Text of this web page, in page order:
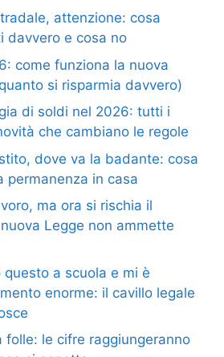
attenzione: cosa
davvero e cosa no
come funziona la nuova
si risparmia davvero)
di soldi nel 2026: tutti i
che cambiano le regole
dove va la badante: cosa
permanenza in casa
ma ora si rischia il
Legge non ammette
a scuola e mi è
enorme: il cavillo legale
folle: le cifre raggiungeranno